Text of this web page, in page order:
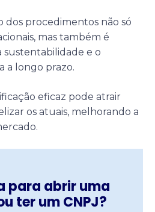
dos procedimentos não só
mas também é
sustentabilidade e o
a longo prazo.
eficaz pode atrair
os atuais, melhorando a
para abrir uma
ter um CNPJ?